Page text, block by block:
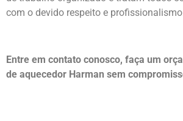
com o devido respeito e
Entre em contato conosco, faça um
de aquecedor Harman sem